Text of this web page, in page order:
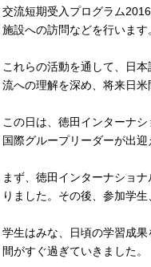
交流短期受入プログラム
施設への訪問などを行います
これらの活動を通して、日
流への理解を深め、将来日
この日は、徳田インターナ
国際グループリーダーが出迎
まず、徳田インターナショ
りました。その後、参加学
学生はみな、日頃の学習成
間がすぐ過ぎていきました。